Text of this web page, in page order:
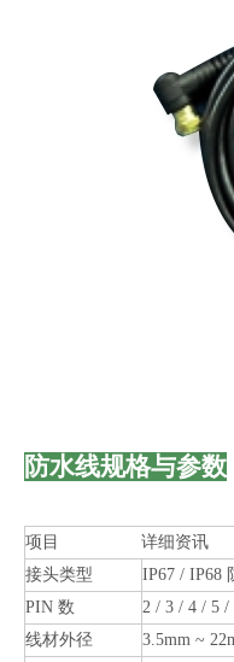
防水线规格与参数
项目
详细资讯
接头类型
IP67 / IP68
PIN 数
2 / 3 / 4 / 5 /
线材外径
3.5mm ~